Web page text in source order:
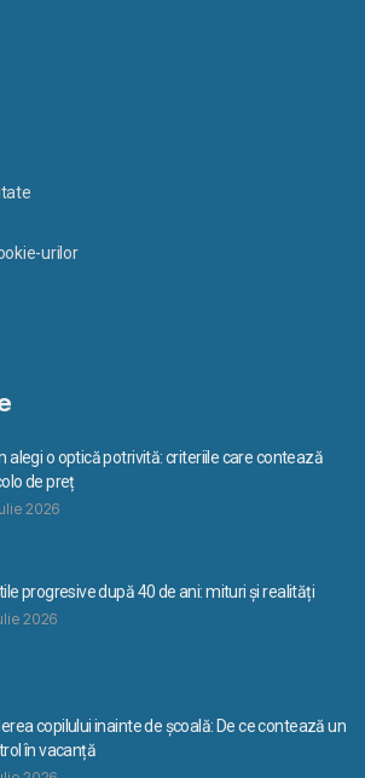
urilor
alegi o optică potrivită: criteriile care contează
de preț
2026
progresive după 40 de ani: mituri și realități
2026
copilului inainte de școală: De ce contează un
în vacanță